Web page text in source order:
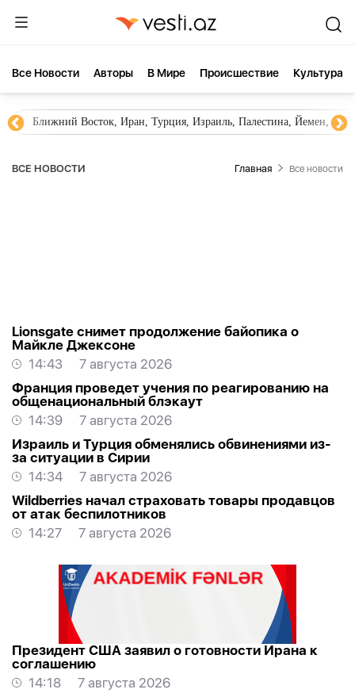
Все Новости Aвторы В Мире Происшествие Культура
Ближний Восток, Иран, Турция, Израиль, Палестина, Йемен,
ВСЕ НОВОСТИ Главная Все новости
Lionsgate снимет продолжение байопика о
Майкле Джексоне
14:43
7 августа 2026
Франция проведет учения по реагированию на
общенациональный блэкаут
14:39
7 августа 2026
Израиль и Турция обменялись обвинениями из-
за ситуации в Сирии
14:34
7 августа 2026
Wildberries начал страховать товары продавцов
от атак беспилотников
14:27
7 августа 2026
Президент США заявил о готовности Ирана к
соглашению
14:18
7 августа 2026